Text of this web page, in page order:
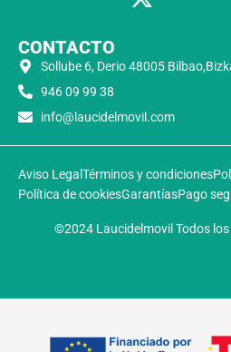
CONTACTO
Sollube 6, Derio 48005
946 09 99 38
info@laucidelmovil.com
Aviso Legal Términos y condiciones
Política de cookiesGarantíasPago
©2024 Laucidelmovil Todos